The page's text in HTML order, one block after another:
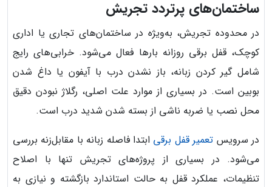
ساختمان‌های پرتردد تجریش
در محدوده تجریش، به‌ویژه در ساختمان‌های تجاری یا اداری
کوچک، قفل برقی روزانه بارها فعال می‌شود. خرابی‌های رایج
شامل گیر کردن زبانه، باز نشدن درب با آیفون یا داغ شدن
بوبین است. در بسیاری از موارد علت اصلی، رگلاژ نبودن دقیق
محل نصب یا ضربه ناشی از بسته شدن شدید درب است.
در سرویس تعمیر قفل برقی ابتدا فاصله زبانه با مقابل‌زنه بررسی
می‌شود. در بسیاری از پروژه‌های تجریش تنها با اصلاح
تنظیمات، عملکرد قفل به حالت استاندارد بازگشته و نیازی به